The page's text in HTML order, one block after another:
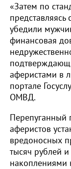
«Затем по
убедили
финансовая
аферистами в
портале
ОМВД.
Перепуганный
аферистов
вредоносных
тысяч рублей
накоплениями